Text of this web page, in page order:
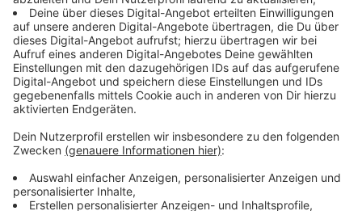
geschlossen. Schuld ist zum einen Tauwetter in der
Schweiz, aber auch Dauerregen an der Saar und der
Mosel.
Anzeige
Weiterführende Links:
Hier
ist die aktuelle Prognose der
Hochwasservorhersagezentrale